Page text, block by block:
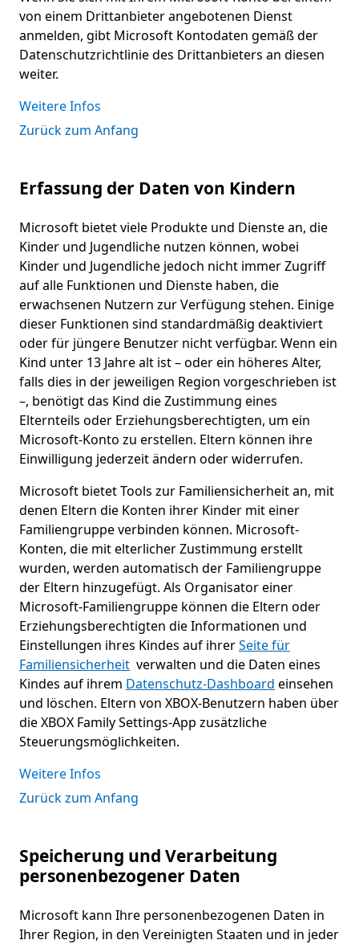
von einem Drittanbieter angebotenen Dienst
anmelden, gibt Microsoft Kontodaten gemäß der
Datenschutzrichtlinie des Drittanbieters an diesen
weiter.
Weitere Infos
Zurück zum Anfang
Erfassung der Daten von Kindern
Microsoft bietet viele Produkte und Dienste an, die
Kinder und Jugendliche nutzen können, wobei
Kinder und Jugendliche jedoch nicht immer Zugriff
auf alle Funktionen und Dienste haben, die
erwachsenen Nutzern zur Verfügung stehen. Einige
dieser Funktionen sind standardmäßig deaktiviert
oder für jüngere Benutzer nicht verfügbar. Wenn ein
Kind unter 13 Jahre alt ist – oder ein höheres Alter,
falls dies in der jeweiligen Region vorgeschrieben ist
–, benötigt das Kind die Zustimmung eines
Elternteils oder Erziehungsberechtigten, um ein
Microsoft-Konto zu erstellen. Eltern können ihre
Einwilligung jederzeit ändern oder widerrufen.
Microsoft bietet Tools zur Familiensicherheit an, mit
denen Eltern die Konten ihrer Kinder mit einer
Familiengruppe verbinden können. Microsoft-
Konten, die mit elterlicher Zustimmung erstellt
wurden, werden automatisch der Familiengruppe
der Eltern hinzugefügt. Als Organisator einer
Microsoft-Familiengruppe können die Eltern oder
Erziehungsberechtigten die Informationen und
Einstellungen ihres Kindes auf ihrerSeite für
Familiensicherheit verwalten und die Daten eines
Kindes auf ihrem Datenschutz-Dashboard einsehen
und löschen. Eltern von XBOX-Benutzern haben über
die XBOX Family Settings-App zusätzliche
Steuerungsmöglichkeiten.
Weitere Infos
Zurück zum Anfang
Speicherung und Verarbeitung
personenbezogener Daten
Microsoft kann Ihre personenbezogenen Daten in
Ihrer Region, in den Vereinigten Staaten und in jeder